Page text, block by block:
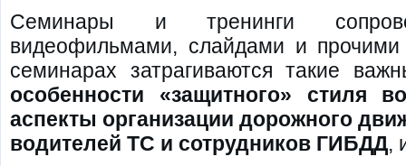
Семинары и тренинги
видеофильмами, слайдами и
семинарах затрагиваются такие
особенности «защитного» стиля
аспекты организации дорожного
водителей ТС и сотрудников ГИБДД,